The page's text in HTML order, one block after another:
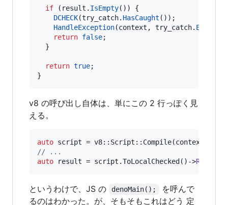
if (result. IsEmpty()) {
DCHECK(try_catch. HasCaught ());
HandleException(context, try_catch.
return false;
  }
return true;
}
v8 の呼び出し自体は、単にこの 2 行っぽく見
える。
auto
// ...
auto result = script.ToLocalChecked()->Run
というわけで、JS の denoMain();
を呼んで
るのはわかった。が、そもそもこれはどう 定